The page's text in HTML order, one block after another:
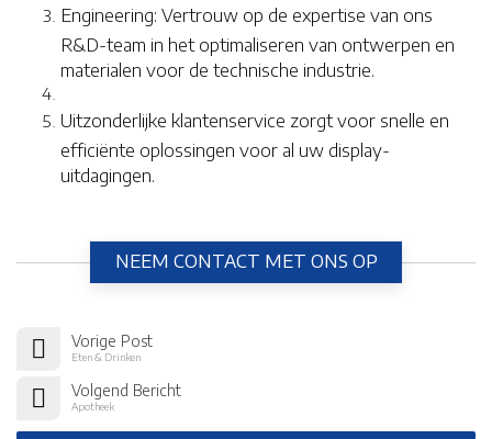
Engineering: Vertrouw op de expertise van ons
R&D-team in het optimaliseren van ontwerpen en
materialen voor de technische industrie.
Uitzonderlijke klantenservice zorgt voor snelle en
efficiënte oplossingen voor al uw display-
uitdagingen.
NEEM CONTACT MET ONS OP
Vorige Post
Eten & Drinken
Volgend Bericht
Apotheek